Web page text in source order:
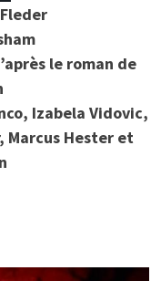
le roman de
Izabela Vidovic,
Marcus Hester et